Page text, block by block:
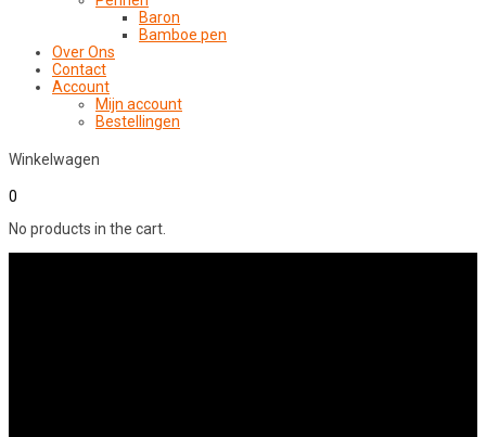
Baron
Bamboe pen
Over Ons
Contact
Account
Mijn account
Bestellingen
Winkelwagen
0
No products in the cart.